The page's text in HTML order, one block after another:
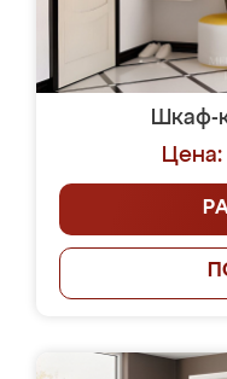
Шкаф-
Цена: